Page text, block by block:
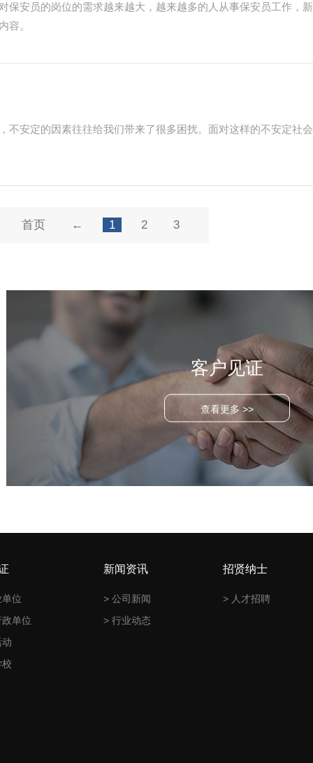
保安员的岗位的需求越来越大，越来越多的人从事保安员工作，新
容。
不安定的因素往往给我们带来了很多困扰。面对这样的不安定社会
首页 ← 1 2 3
客户见证
查看更多 >>
位
单位
新闻资讯
> 公司新闻
> 行业动态
招贤纳士
> 人才招聘